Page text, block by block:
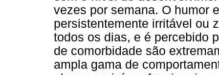
vezes por semana. O humor
persistentemente irritável ou
todos os dias, e é percebido
de comorbidade são
ampla gama de